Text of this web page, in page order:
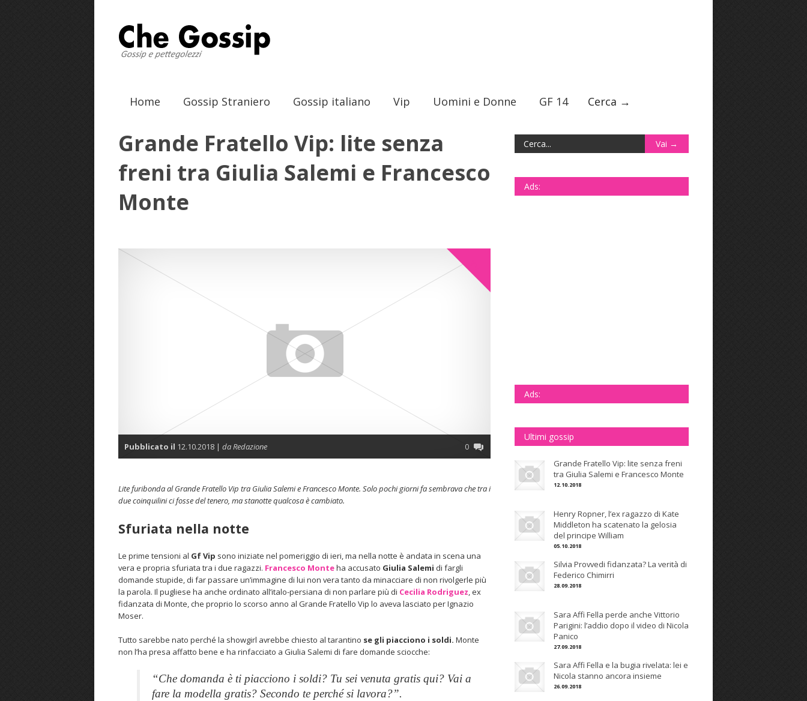
Home Gossip Straniero Gossip italiano Vip Uomini e Donne GF 14 Cerca →
Grande Fratello Vip: lite senza
freni tra Giulia Salemi e Francesco
Monte
TV
Pubblicato il 12.10.2018 | da Redazione 0
Lite furibonda al Grande Fratello Vip tra Giulia Salemi e Francesco Monte. Solo pochi giorni fa sembrava che tra i
due coinquilini ci fosse del tenero, ma stanotte qualcosa è cambiato.
Sfuriata nella notte
Le prime tensioni al Gf Vip sono iniziate nel pomeriggio di ieri, ma nella notte è andata in scena una
vera e propria sfuriata tra i due ragazzi. Francesco Monteha accusato Giulia Salemi di fargli
domande stupide, di far passare un’immagine di lui non vera tanto da minacciare di non rivolgerle più
la parola. Il pugliese ha anche ordinato all’italo-persiana di non parlare più di Cecilia Rodriguez, ex
fidanzata di Monte, che proprio lo scorso anno al Grande Fratello Vip lo aveva lasciato per Ignazio
Moser.
Tutto sarebbe nato perché la showgirl avrebbe chiesto al tarantino se gli piacciono i soldi. Monte
non l’ha presa affatto bene e ha rinfacciato a Giulia Salemi di fare domande sciocche:
“Che domanda è ti piacciono i soldi? Tu sei venuta gratis qui? Vai a
fare la modella gratis? Secondo te perché si lavora?”.
Ads:
Ads:
Ultimi gossip
Grande Fratello Vip: lite senza freni
tra Giulia Salemi e Francesco Monte
12.10.2018
Henry Ropner, l’ex ragazzo di Kate
Middleton ha scatenato la gelosia
del principe William
05.10.2018
Silvia Provvedi fidanzata? La verità di
Federico Chimirri
28.09.2018
Sara Affi Fella perde anche Vittorio
Parigini: l’addio dopo il video di Nicola
Panico
27.09.2018
Sara Affi Fella e la bugia rivelata: lei e
Nicola stanno ancora insieme
26.09.2018